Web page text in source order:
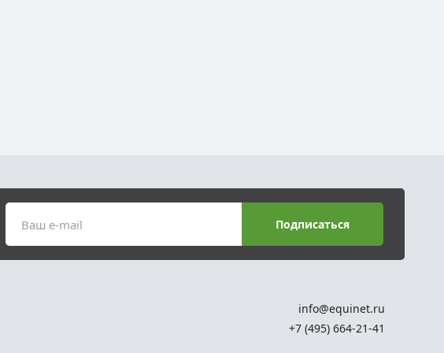
Ваш e-mail Подписаться
info@equinet.ru
+7 (495) 664-21-41